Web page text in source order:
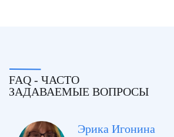
FAQ - ЧАСТО
ЗАДАВАЕМЫЕ ВОПРОСЫ
Эрика Игонина